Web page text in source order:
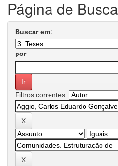
Página de Busca
Buscar em:
por
Filtros correntes: